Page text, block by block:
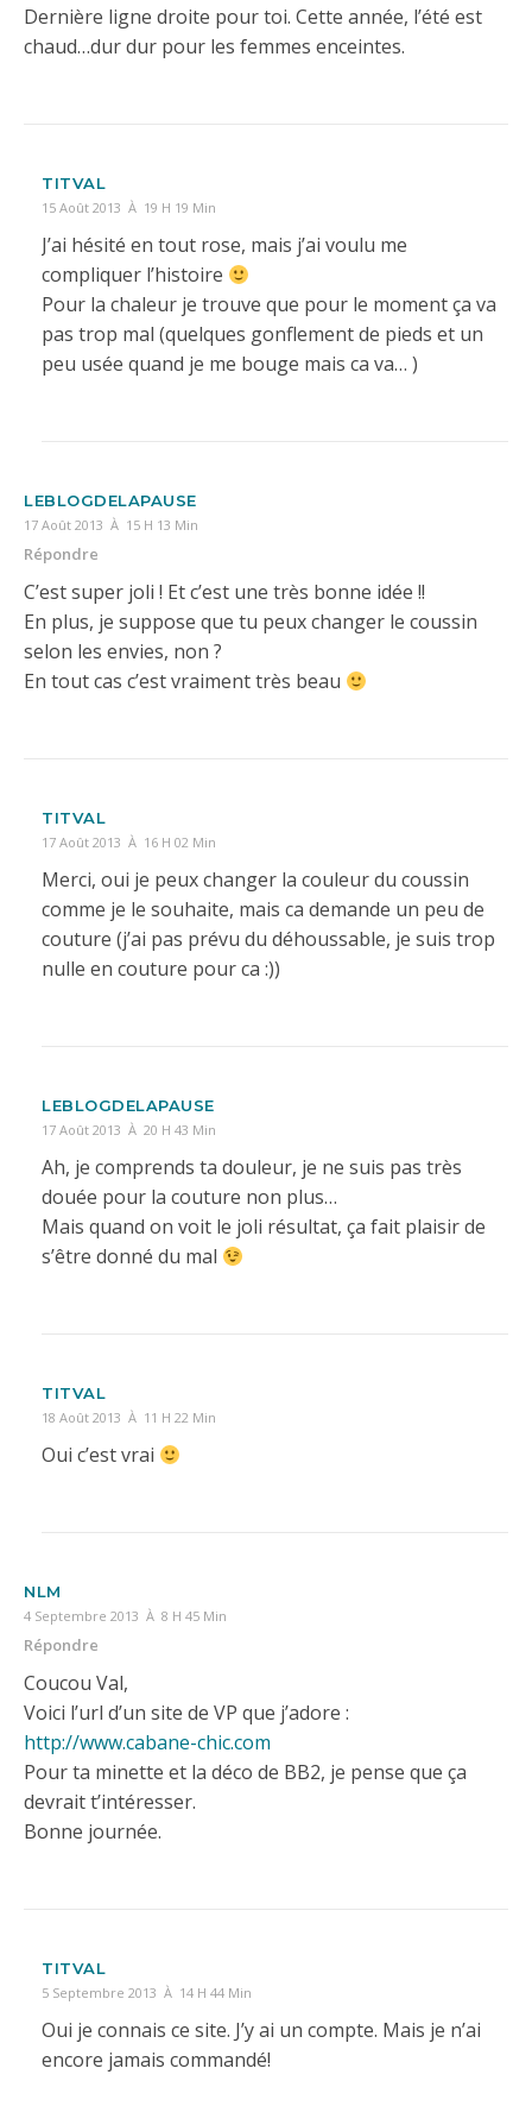
Dernière ligne droite pour toi. Cette année, l’été est
chaud…dur dur pour les femmes enceintes.
TITVAL
15 Août 2013 À 19 H 19 Min
J’ai hésité en tout rose, mais j’ai voulu me
compliquer l’histoire
Pour la chaleur je trouve que pour le moment ça va
pas trop mal (quelques gonflement de pieds et un
peu usée quand je me bouge mais ca va… )
LEBLOGDELAPAUSE
17 Août 2013 À 15 H 13 Min
Répondre
C’est super joli ! Et c’est une très bonne idée !!
En plus, je suppose que tu peux changer le coussin
selon les envies, non ?
En tout cas c’est vraiment très beau
TITVAL
17 Août 2013 À 16 H 02 Min
Merci, oui je peux changer la couleur du coussin
comme je le souhaite, mais ca demande un peu de
couture (j’ai pas prévu du déhoussable, je suis trop
nulle en couture pour ca :))
LEBLOGDELAPAUSE
17 Août 2013 À 20 H 43 Min
Ah, je comprends ta douleur, je ne suis pas très
douée pour la couture non plus…
Mais quand on voit le joli résultat, ça fait plaisir de
s’être donné du mal
TITVAL
18 Août 2013 À 11 H 22 Min
Oui c’est vrai
NLM
4 Septembre 2013 À 8 H 45 Min
Répondre
Coucou Val,
Voici l’url d’un site de VP que j’adore :
http://www.cabane-chic.com
Pour ta minette et la déco de BB2, je pense que ça
devrait t’intéresser.
Bonne journée.
TITVAL
5 Septembre 2013 À 14 H 44 Min
Oui je connais ce site. J’y ai un compte. Mais je n’ai
encore jamais commandé!